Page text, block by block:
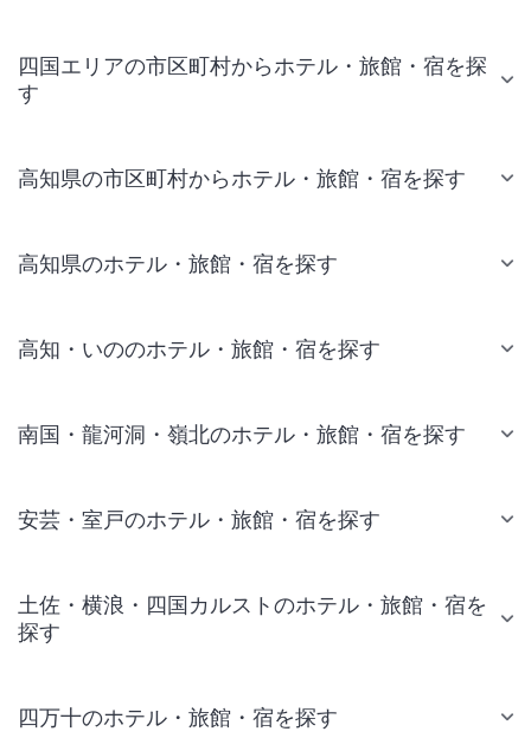
四国エリアの市区町村からホテル・旅館・宿を探
す
高知県の市区町村からホテル・旅館・宿を探す
高知県のホテル・旅館・宿を探す
高知・いののホテル・旅館・宿を探す
南国・龍河洞・嶺北のホテル・旅館・宿を探す
安芸・室戸のホテル・旅館・宿を探す
土佐・横浪・四国カルストのホテル・旅館・宿を
探す
四万十のホテル・旅館・宿を探す